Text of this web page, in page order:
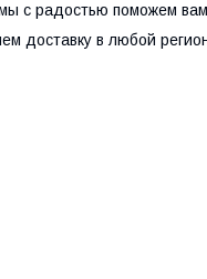
с радостью поможем
доставку в любой